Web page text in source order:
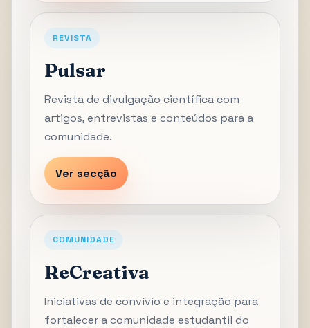
REVISTA
Pulsar
Revista de divulgação científica com
artigos, entrevistas e conteúdos para a
comunidade.
Ver secção
COMUNIDADE
ReCreativa
Iniciativas de convívio e integração para
fortalecer a comunidade estudantil do